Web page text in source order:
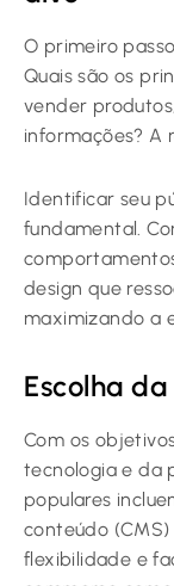
O primeiro
Quais são os
vender
informações? A
Identificar seu
fundamental.
design que
maximizando a
Escolha
Com os
tecnologia e da
populares
conteúdo (CMS)
flexibilidade e